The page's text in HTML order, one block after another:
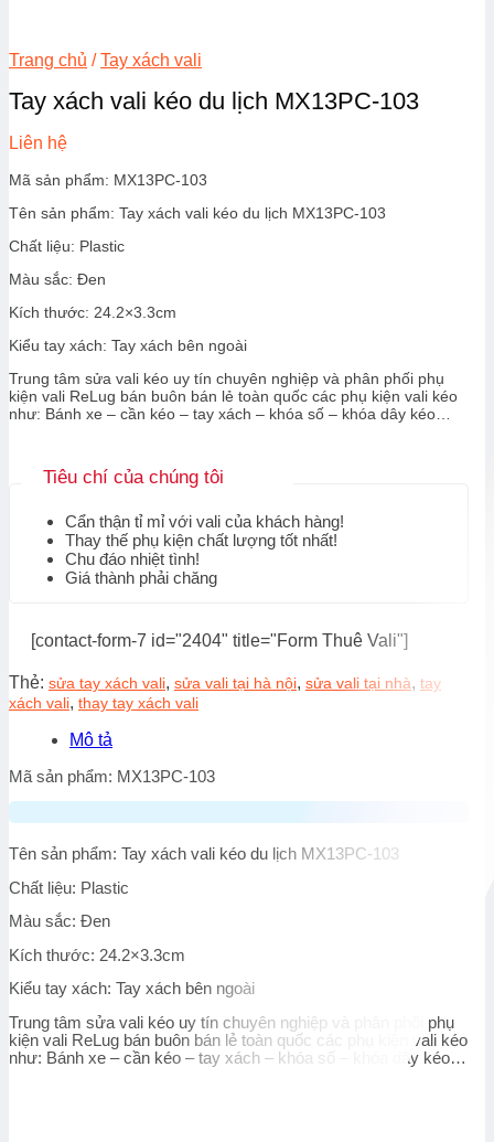
Trang chủ / Tay xách vali
Tay xách vali kéo du lịch MX13PC-103
Liên hệ
Mã sản phẩm: MX13PC-103
Tên sản phẩm: Tay xách vali kéo du lịch MX13PC-103
Chất liệu: Plastic
Màu sắc: Đen
Kích thước: 24.2×3.3cm
Kiểu tay xách: Tay xách bên ngoài
Trung tâm sửa vali kéo uy tín chuyên nghiệp và phân phối phụ
kiện vali ReLug bán buôn bán lẻ toàn quốc các phụ kiện vali kéo
như: Bánh xe – cần kéo – tay xách – khóa số – khóa dây kéo…
Tiêu chí của chúng tôi
Cẩn thận tỉ mỉ với vali của khách hàng!
Thay thế phụ kiện chất lượng tốt nhất!
Chu đáo nhiệt tình!
Giá thành phải chăng
[contact-form-7 id="2404" title="Form Thuê Vali"]
Thẻ: sửa tay xách vali, sửa vali tại hà nội, sửa vali tại nhà, tay
xách vali, thay tay xách vali
Mô tả
Mã sản phẩm: MX13PC-103
Tên sản phẩm: Tay xách vali kéo du lịch MX13PC-103
Chất liệu: Plastic
Màu sắc: Đen
Kích thước: 24.2×3.3cm
Kiểu tay xách: Tay xách bên ngoài
Trung tâm sửa vali kéo uy tín chuyên nghiệp và phân phối phụ
kiện vali ReLug bán buôn bán lẻ toàn quốc các phụ kiện vali kéo
như: Bánh xe – cần kéo – tay xách – khóa số – khóa dây kéo…